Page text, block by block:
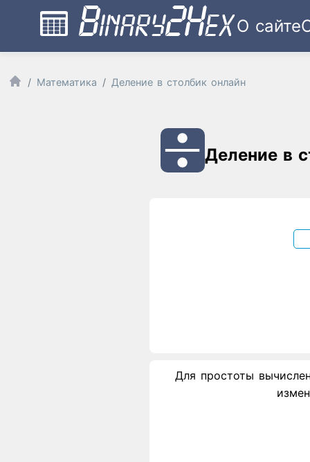
О сайте
Математика Деление в столбик онлайн
Деление в
Для простоты